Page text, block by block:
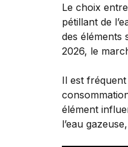
Le choix
pétillant de
des éléments
2026, le
Il est
élément
l’eau